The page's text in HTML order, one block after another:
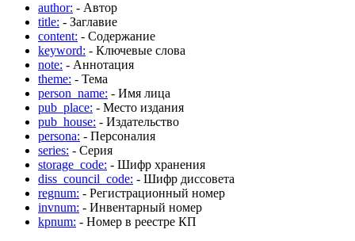
author: - Автор
title: - Заглавие
content: - Содержание
keyword: - Ключевые слова
note: - Аннотация
theme: - Тема
person_name: - Имя лица
pub_place: - Место издания
pub_house: - Издательство
persona: - Персоналия
series: - Серия
storage_code: - Шифр хранения
diss_council_code: - Шифр диссовета
regnum: - Регистрационный номер
invnum: - Инвентарный номер
kpnum: - Номер в реестре КП